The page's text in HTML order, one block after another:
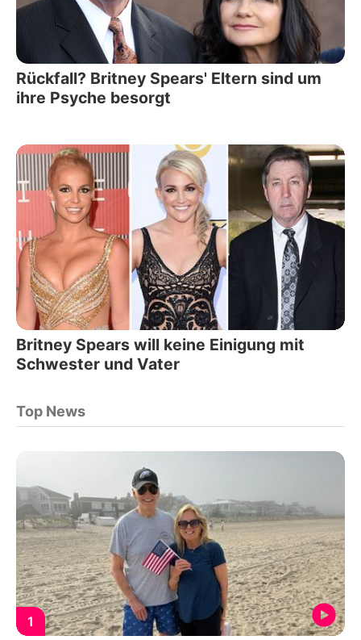
Rückfall? Britney Spears' Eltern sind um
ihre Psyche besorgt
Britney Spears will keine Einigung mit
Schwester und Vater
Top News
1